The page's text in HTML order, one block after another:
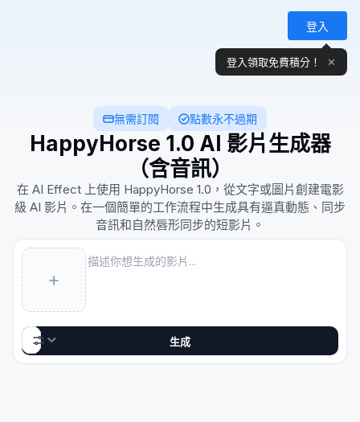
登入
登入領取免費積分！ ✕
無需訂閱 點數永不過期
HappyHorse 1.0 AI 影片生成器
（含音訊）
在 AI Effect 上使用 HappyHorse 1.0，從文字或圖片創建電影
級 AI 影片。在一個簡單的工作流程中生成具有逼真動態、同步
音訊和自然唇形同步的短影片。
+
Prompt
AI视频
HappyHorse Video
5s · 720p 生成